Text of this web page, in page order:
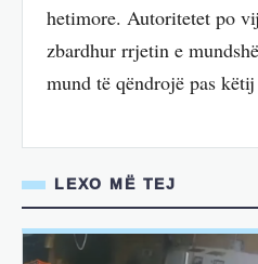
hetimore. Autoritetet po
zbardhur rrjetin e
mund të qëndrojë pas
LEXO MË TEJ